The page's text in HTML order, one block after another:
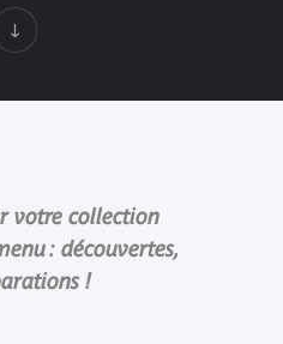
votre collection
: découvertes,
!